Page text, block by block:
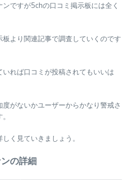
ですが5chの口コミ掲示板には全く
より関連記事で調査していくのです
いれば口コミが投稿されてもいいは
がないかユーザーからかなり警戒さ
く見ていきましょう。
の詳細